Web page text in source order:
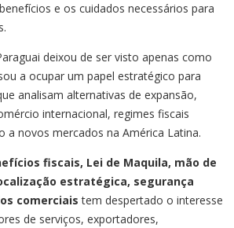
e os cuidados necessários para
deixou de ser visto apenas como
a ocupar um papel estratégico para
analisam alternativas de expansão,
internacional, regimes fiscais
a novos mercados na América Latina.
fiscais, Lei de Maquila, mão de
estratégica, segurança
comerciais tem despertado o interesse
de serviços, exportadores,